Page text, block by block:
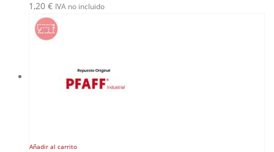
1,20 € IVA no incluido
Añadir al carrito